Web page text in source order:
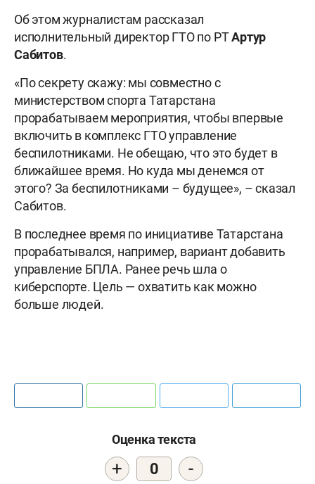
Об этом журналистам рассказал
исполнительный директор ГТО по РТАртур
Сабитов.
«По секрету скажу: мы совместно с
министерством спорта Татарстана
прорабатываем мероприятия, чтобы впервые
включить в комплекс ГТО управление
беспилотниками. Не обещаю, что это будет в
ближайшее время. Но куда мы денемся от
этого? За беспилотниками – будущее», – сказал
Сабитов.
В последнее время по инициативе Татарстана
прорабатывался, например, вариант добавить
управление БПЛА. Ранее речь шла о
киберспорте. Цель — охватить как можно
больше людей.
Оценка текста
+ 0 -